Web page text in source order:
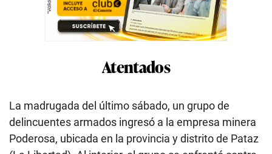
Atentados
La madrugada del último sábado, un grupo de
delincuentes armados ingresó a la empresa minera
Poderosa, ubicada en la provincia y distrito de Pataz